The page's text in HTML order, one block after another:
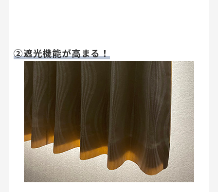
②遮光機能が高まる！